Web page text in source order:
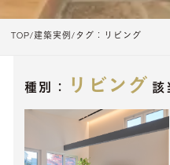
TOP 建築実例 タグ：リビング
種別： リビング 該